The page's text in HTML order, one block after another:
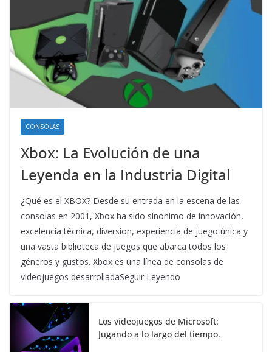
CONSOLAS
Xbox: La Evolución de una
Leyenda en la Industria Digital
¿Qué es el XBOX? Desde su entrada en la escena de las
consolas en 2001, Xbox ha sido sinónimo de innovación,
excelencia técnica, diversion, experiencia de juego única y
una vasta biblioteca de juegos que abarca todos los
géneros y gustos. Xbox es una línea de consolas de
videojuegos desarrolladaSeguir Leyendo
Los videojuegos de Microsoft:
Jugando a lo largo del tiempo.